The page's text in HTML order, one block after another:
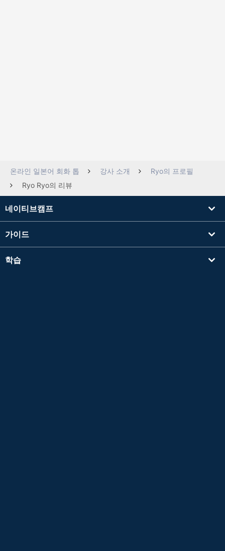
온라인 일본어 회화 톱 강사 소개
Ryo의 프로필
Ryo Ryo의 리뷰
네이티브캠프
가이드
학습